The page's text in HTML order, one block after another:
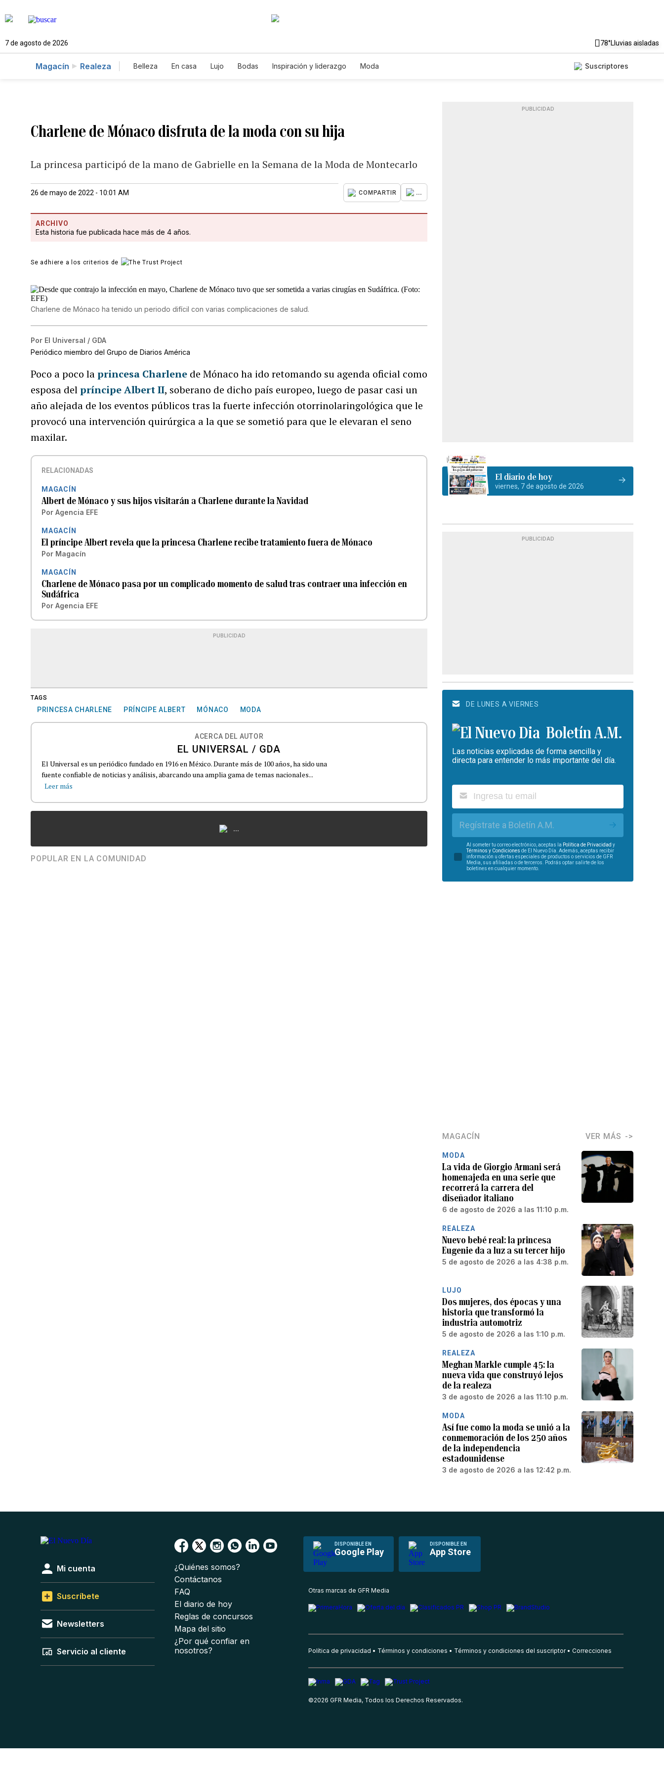
7 de agosto de 2026 78°Lluvias aisladas
Magacín Realeza Belleza En casa Lujo Bodas Inspiración y liderazgo Moda Suscriptores
Charlene de Mónaco disfruta de la moda con su hija
La princesa participó de la mano de Gabrielle en la Semana de la Moda de Montecarlo
26 de mayo de 2022 - 10:01 AM COMPARTIR ...
ARCHIVO
Esta historia fue publicada hace más de 4 años.
Se adhiere a los criterios de
Charlene de Mónaco ha tenido un periodo difícil con varias complicaciones de salud.
Por El Universal / GDA
Periódico miembro del Grupo de Diarios América
Poco a poco laprincesa Charlene de Mónaco ha ido retomando su agenda oficial como
esposa delpríncipe Albert II, soberano de dicho país europeo, luego de pasar casi un
año alejada de los eventos públicos tras la fuerte infección otorrinolaringológica que le
provocó una intervención quirúrgica a la que se sometió para que le elevaran el seno
maxilar.
RELACIONADAS
MAGACÍN
Albert de Mónaco y sus hijos visitarán a Charlene durante la Navidad
Por Agencia EFE
MAGACÍN
El príncipe Albert revela que la princesa Charlene recibe tratamiento fuera de Mónaco
Por Magacín
MAGACÍN
Charlene de Mónaco pasa por un complicado momento de salud tras contraer una infección en
Sudáfrica
Por Agencia EFE
PUBLICIDAD
TAGS
PRINCESA CHARLENE PRÍNCIPE ALBERT MÓNACO MODA
ACERCA DEL AUTOR
EL UNIVERSAL / GDA
El Universal es un periódico fundado en 1916 en México. Durante más de 100 años, ha sido una
fuente confiable de noticias y análisis, abarcando una amplia gama de temas nacionales...
Leer más
...
POPULAR EN LA COMUNIDAD
PUBLICIDAD
El diario de hoy
viernes, 7 de agosto de 2026
PUBLICIDAD
DE LUNES A VIERNES
Boletín A.M.
Las noticias explicadas de forma sencilla y
directa para entender lo más importante del día.
Regístrate a Boletín A.M.
Al someter tu correo electrónico, aceptas la Política de Privacidad y
Términos y Condiciones de El Nuevo Día. Además, aceptas recibir
información u ofertas especiales de productos o servicios de GFR
Media, sus afiliadas o de terceros. Podrás optar salirte de los
boletines en cualquier momento.
MAGACÍN VER MÁS
MODA
La vida de Giorgio Armani será
homenajeda en una serie que
recorrerá la carrera del
diseñador italiano
6 de agosto de 2026 a las 11:10 p.m.
REALEZA
Nuevo bebé real: la princesa
Eugenie da a luz a su tercer hijo
5 de agosto de 2026 a las 4:38 p.m.
LUJO
Dos mujeres, dos épocas y una
historia que transformó la
industria automotriz
5 de agosto de 2026 a las 1:10 p.m.
REALEZA
Meghan Markle cumple 45: la
nueva vida que construyó lejos
de la realeza
3 de agosto de 2026 a las 11:10 p.m.
MODA
Así fue como la moda se unió a la
conmemoración de los 250 años
de la independencia
estadounidense
3 de agosto de 2026 a las 12:42 p.m.
DISPONIBLE EN
Google Play
DISPONIBLE EN
App Store
Mi cuenta
Suscríbete
Newsletters
Servicio al cliente
¿Quiénes somos?
Contáctanos
FAQ
El diario de hoy
Reglas de concursos
Mapa del sitio
¿Por qué confiar en
nosotros?
Otras marcas de GFR Media
Política de privacidad Términos y condiciones Términos y condiciones del suscriptor Correcciones
©2026 GFR Media, Todos los Derechos Reservados.